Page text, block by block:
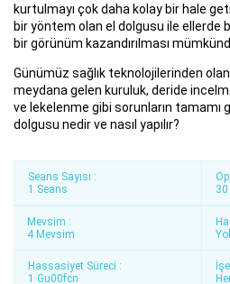
kurtulmayı çok daha kolay bir hale
bir yöntem olan el dolgusu ile ellerde
bir görünüm kazandırılması
Günümüz sağlık teknolojilerinden
meydana gelen kuruluk, deride
ve lekelenme gibi sorunların tamamı
dolgusu nedir ve nasıl yapılır?
Seans Sayısı :
1 Seans
Mevsim :
4 Mevsim
Hassasiyet Süreci :
1 Gu00fcn